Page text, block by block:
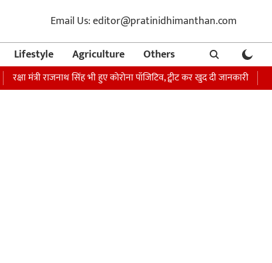
Email Us: editor@pratinidhimanthan.com
Lifestyle Agriculture Others
राजनाथ सिंह भी हुए कोरोना पॉजिटिव, ट्वीट कर खुद दी जानकारी अभिनेता